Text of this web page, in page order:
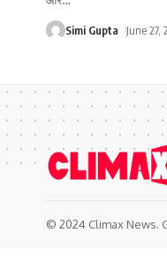
Simi Gupta June 27,
© 2024 Climax News.